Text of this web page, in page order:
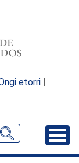
etorri |